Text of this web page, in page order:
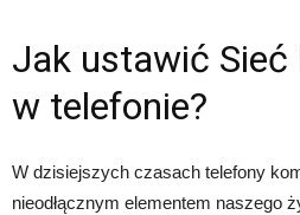
Jak ustawić
w telefonie?
W dzisiejszych czasach telefony
nieodłącznym elementem naszego